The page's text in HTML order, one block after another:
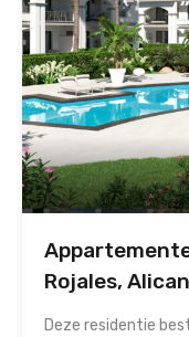
Rojales,
Deze residentie